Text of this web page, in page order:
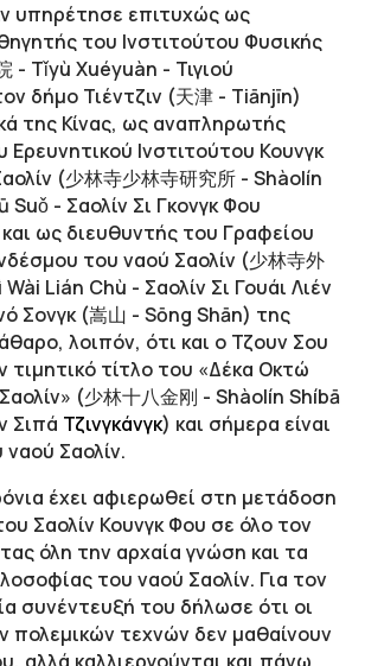
υπηρέτησε επιτυχώς ως
του Ινστιτούτου Φυσικής
- Tǐyù Xuéyuàn - Τιγιού
δήμο Τιέντζιν (天津 - Tiānjīn)
της Κίνας, ως αναπληρωτής
Ερευνητικού Ινστιτούτου Κουνγκ
(少林寺少林寺研究所 - Shàolín
Suǒ - Σαολίν Σι Γκονγκ Φου
ως διευθυντής του Γραφείου
του ναού Σαολίν (少林寺外
Lián Chù - Σαολίν Σι Γουάι Λιέν
Σονγκ (嵩山 - Sōng Shān) της
λοιπόν, ότι και ο Τζουν Σου
τιμητικό τίτλο του «Δέκα Οκτώ
(少林十八金刚 - Shàolín Shíbā
Σιπά Τζινγκάνγκ) και σήμερα είναι
Σαολίν.
έχει αφιερωθεί στη μετάδοση
Σαολίν Κουνγκ Φου σε όλο τον
όλη την αρχαία γνώση και τα
του ναού Σαολίν. Για τον
συνέντευξή του δήλωσε ότι οι
πολεμικών τεχνών δεν μαθαίνουν